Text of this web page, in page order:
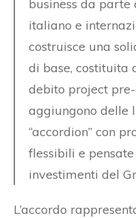
business da
italiano e
costruisce una
di base, costituita
debito project
aggiungono delle
“accordion” con
flessibili e
investimenti del
L’accordo